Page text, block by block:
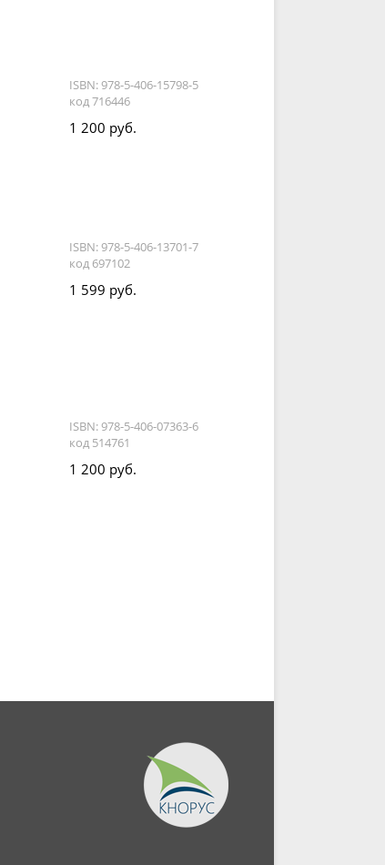
ISBN: 978-5-406-15798-5
код 716446
1 200 руб.
ISBN: 978-5-406-13701-7
код 697102
1 599 руб.
ISBN: 978-5-406-07363-6
код 514761
1 200 руб.